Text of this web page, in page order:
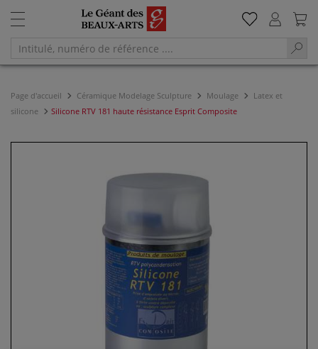
Page d'accueil Céramique Modelage Sculpture Moulage
Latex et
silicone
Silicone RTV 181 haute résistance Esprit Composite